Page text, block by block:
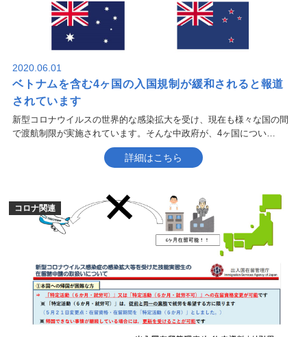
2020.06.01
ベトナムを含む4ヶ国の入国規制が緩和されると報道
されています
新型コロナウイルスの世界的な感染拡大を受け、現在も様々な国の間
で渡航制限が実施されています。そんな中政府が、4ヶ国につい…
詳細はこちら
コロナ関連